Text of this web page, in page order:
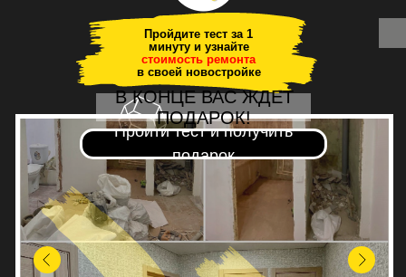
Пройдите тест за 1
минуту и узнайте
стоимость ремонта
в своей новостройке
Пройти тест и получить
подарок
В КОНЦЕ ВАС ЖДЕТ
ПОДАРОК!